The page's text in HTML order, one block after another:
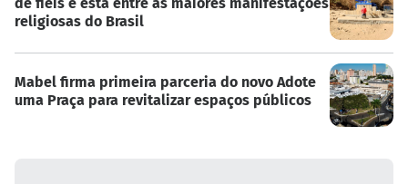
de fiéis e está entre as maiores manifestações
religiosas do Brasil
Mabel firma primeira parceria do novo Adote
uma Praça para revitalizar espaços públicos